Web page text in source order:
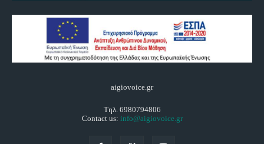
aigiovoice.gr
Τηλ. 6980794806
Contact us: info@aigiovoice.gr